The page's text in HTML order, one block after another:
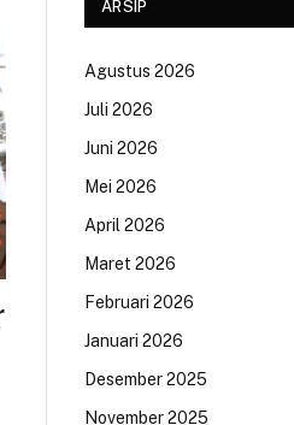
ARSIP
Agustus 2026
Juli 2026
Juni 2026
Mei 2026
April 2026
Maret 2026
Februari 2026
Januari 2026
Desember 2025
November 2025